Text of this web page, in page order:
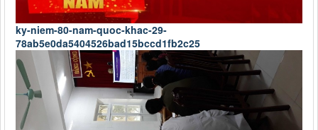
ky-niem-80-nam-quoc-khac-29-
78ab5e0da5404526bad15bccd1fb2c25